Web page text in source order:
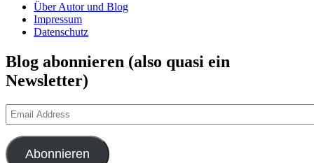
Über Autor und Blog
Impressum
Datenschutz
Blog abonnieren (also quasi ein
Newsletter)
Email
Address
Abonnieren